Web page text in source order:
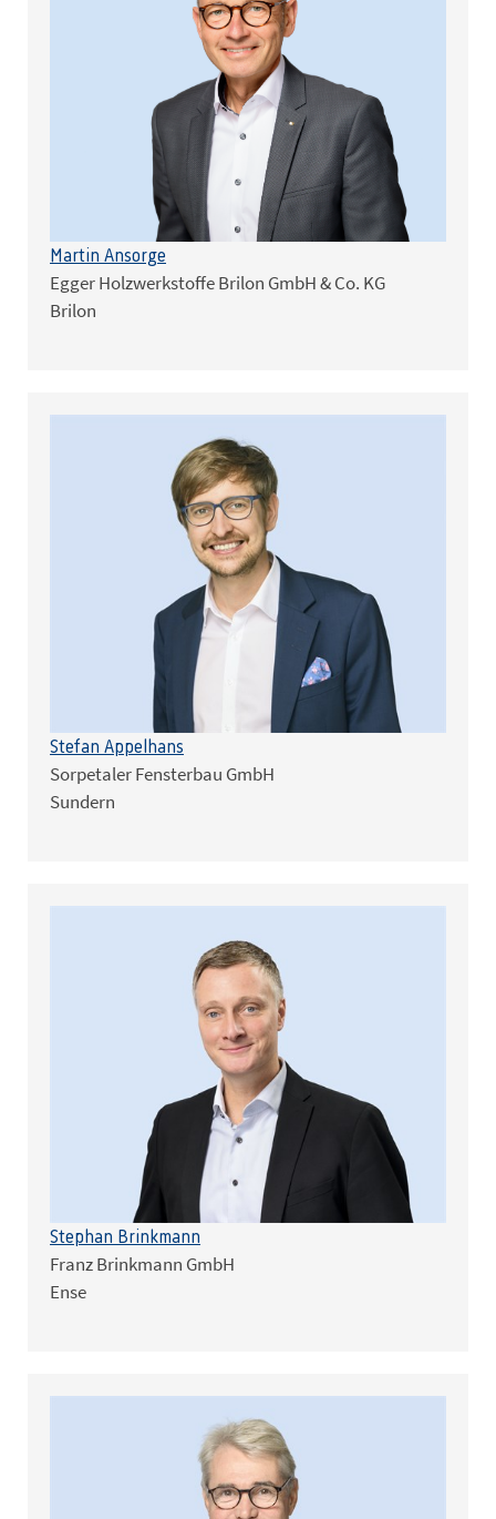
Martin Ansorge
Egger Holzwerkstoffe Brilon GmbH & Co. KG
Brilon
Stefan Appelhans
Sorpetaler Fensterbau GmbH
Sundern
Stephan Brinkmann
Franz Brinkmann GmbH
Ense